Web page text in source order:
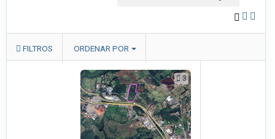
FILTROS ORDENAR POR
3